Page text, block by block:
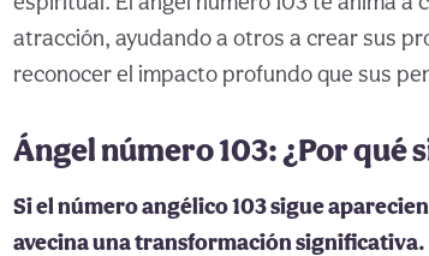
atracción, ayudando a otros a crear sus
reconocer el impacto profundo que sus
Ángel número 103: ¿Por qué
Si el número angélico 103 sigue
avecina una transformación significativa.